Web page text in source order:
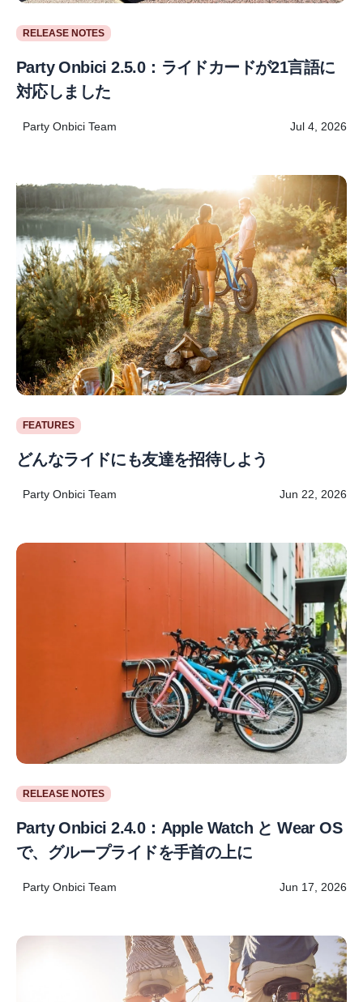
RELEASE NOTES
Party Onbici 2.5.0：ライドカードが21言語に
対応しました
Party Onbici Team Jul 4, 2026
FEATURES
どんなライドにも友達を招待しよう
Party Onbici Team Jun 22, 2026
RELEASE NOTES
Party Onbici 2.4.0：Apple Watch と Wear OS
で、グループライドを手首の上に
Party Onbici Team Jun 17, 2026